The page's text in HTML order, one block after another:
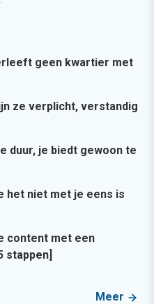
·
geen kwartier met
ze verplicht, verstandig
duur, je biedt gewoon te
het niet met je eens is
content met een
stappen]
Meer